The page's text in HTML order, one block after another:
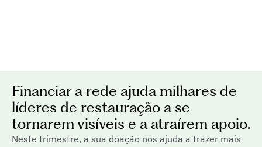
Financiar a rede ajuda milhares de
líderes de restauração a se
tornarem visíveis e a atraírem apoio.
Neste trimestre, a sua doação nos ajuda a trazer mais